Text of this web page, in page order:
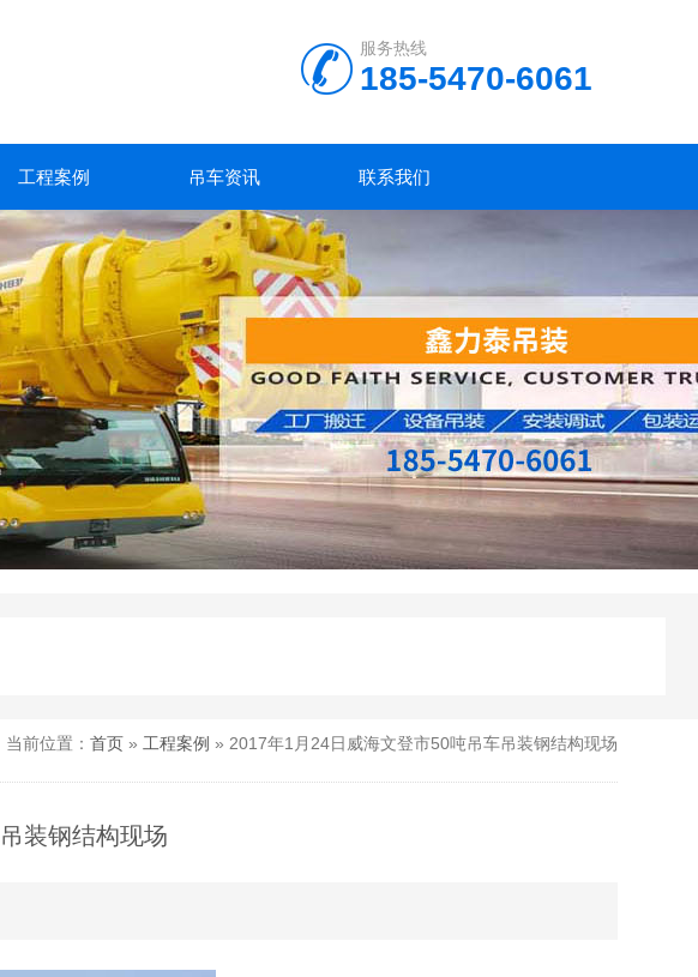
服务热线
185-5470-6061
工程案例 吊车资讯 联系我们
当前位置： 首页» 工程案例 » 2017年1月24日威海文登市50吨吊车吊装钢结构现场
装钢结构现场